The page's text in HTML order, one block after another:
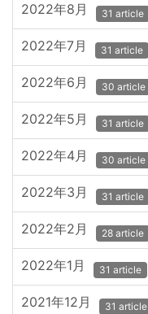
2022年8月 31 article
2022年7月 31 article
2022年6月 30 article
2022年5月 31 article
2022年4月 30 article
2022年3月 31 article
2022年2月 28 article
2022年1月 31 article
2021年12月 31 article